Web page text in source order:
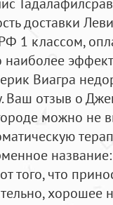
доставки
1 классом,
наиболее
Виагра
Ваш отзыв о
можно не
того, что
хорошее